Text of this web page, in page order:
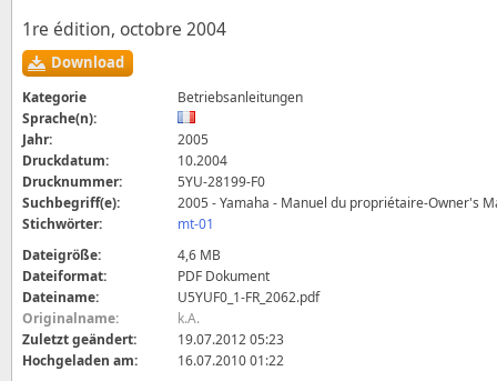
1re édition, octobre 2004
Download
Kategorie
Betriebsanleitungen
Sprache(n):
Jahr:
2005
Druckdatum:
10.2004
Drucknummer:
5YU-28199-F0
Suchbegriff(e):
2005 - Yamaha - Manuel du propriétaire-Owner's
Stichwörter:
mt-01
Dateigröße:
4,6 MB
Dateiformat:
PDF Dokument
Dateiname:
U5YUF0_1-FR_2062.pdf
Originalname:
k.A.
Zuletzt geändert:
19.07.2012 05:23
Hochgeladen am:
16.07.2010 01:22